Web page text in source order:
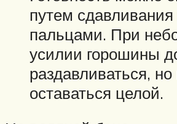
путем
пальцами. При
усилии горошины
раздавливаться,
оставаться целой.